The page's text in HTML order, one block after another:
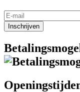
Inschrijven